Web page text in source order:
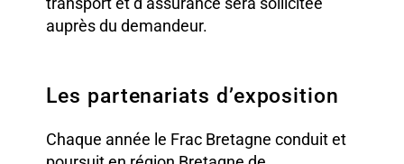
auprès du demandeur.
Les partenariats d’exposition
Chaque année le Frac Bretagne conduit et